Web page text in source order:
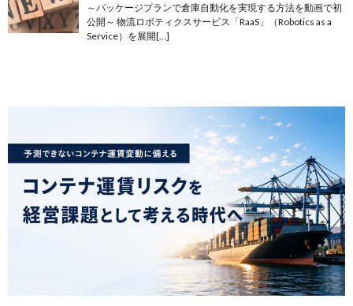
～パッケージプランで倉庫自動化を実現する方法を動画で初
公開～ 物流ロボティクスサービス「RaaS」（Robotics as a
Service）を展開[…]